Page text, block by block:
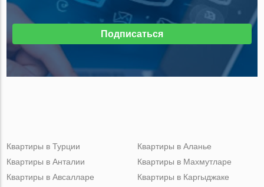
Подписаться
Квартиры в Турции
Квартиры в Анталии
Квартиры в Авсалларе
Квартиры в Аланье
Квартиры в Махмутларе
Квартиры в Каргыджаке